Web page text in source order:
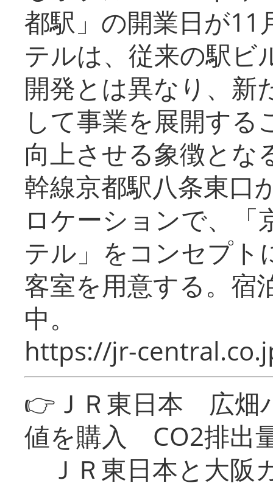
都駅」の開業日が11
テルは、従来の駅ビ
開発とは異なり、新
して事業を展開する
向上させる象徴とな
幹線京都駅八条東口
ロケーションで、「
テル」をコンセプト
客室を用意する。宿
中。
https://jr-
👉ＪＲ東日本 広畑
値を購入 CO2排出
ＪＲ東日本と大阪